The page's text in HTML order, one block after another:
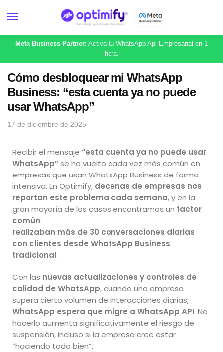
Meta Business Partner: Activa tu WhatsApp Api Empresarial en 1
hora.
Cómo desbloquear mi WhatsApp
Business: “esta cuenta ya no puede
usar WhatsApp”
17 de diciembre de 2025
Recibir el mensaje “esta cuenta ya no puede usar
WhatsApp”se ha vuelto cada vez más común en
empresas que usan WhatsApp Business de forma
intensiva. En Optimify, decenas de empresas nos
reportan este problema cada semana, y en la
gran mayoría de los casos encontramos un factor
común:
realizaban más de 30 conversaciones diarias
con clientes desde WhatsApp Business
tradicional.
Con las nuevas actualizaciones y controles de
calidad de WhatsApp, cuando una empresa
supera cierto volumen de interacciones diarias,
WhatsApp espera que migre a WhatsApp API. No
hacerlo aumenta significativamente el riesgo de
suspensión, incluso si la empresa cree estar
“haciendo todo bien”.